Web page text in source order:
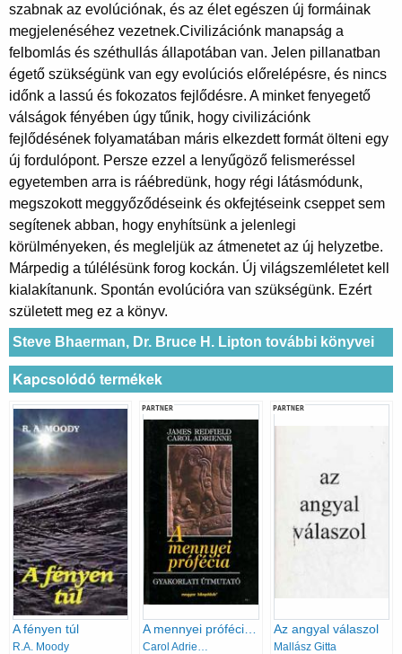
szabnak az evolúciónak, és az élet egészen új formáinak
megjelenéséhez vezetnek.Civilizációnk manapság a
felbomlás és széthullás állapotában van. Jelen pillanatban
égető szükségünk van egy evolúciós előrelépésre, és nincs
időnk a lassú és fokozatos fejlődésre. A minket fenyegető
válságok fényében úgy tűnik, hogy civilizációnk
fejlődésének folyamatában máris elkezdett formát ölteni egy
új fordulópont. Persze ezzel a lenyűgöző felismeréssel
egyetemben arra is ráébredünk, hogy régi látásmódunk,
megszokott meggyőződéseink és okfejtéseink cseppet sem
segítenek abban, hogy enyhítsünk a jelenlegi
körülményeken, és megleljük az átmenetet az új helyzetbe.
Márpedig a túlélésünk forog kockán. Új világszemléletet kell
kialakítanunk. Spontán evolúcióra van szükségünk. Ezért
született meg ez a könyv.
Steve Bhaerman, Dr. Bruce H. Lipton további könyvei
Kapcsolódó termékek
A fényen túl
R.A. Moody
PARTNER
Carol Adrienne, James Redfield
PARTNER
Az angyal válaszol
Mallász Gitta